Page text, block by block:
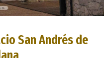
San Andrés de